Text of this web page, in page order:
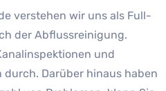
verstehen wir uns als Full-
der Abflussreinigung.
und
Darüber hinaus haben